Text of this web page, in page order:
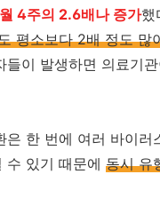
4주의 2.6배나 증가했
평소보다 2배 정도 많
들이 발생하면 의료기
은 한 번에 여러 바이러
수 있기 때문에 동시 유